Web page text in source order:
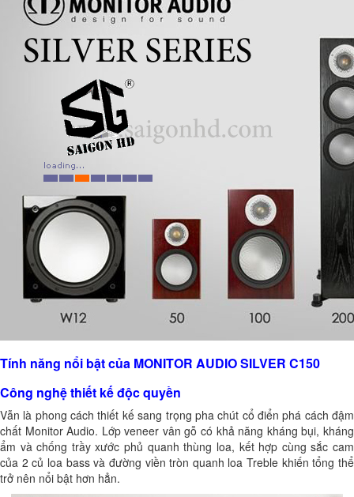
Tính năng nổi bật của MONITOR AUDIO SILVER C150
Công nghệ thiết kế độc quyền
Vẫn là phong cách thiết kế sang trọng pha chút cổ điển phá cách đậm
chất Monitor Audio. Lớp veneer vân gỗ có khả năng kháng bụi, kháng
ẩm và chống trầy xước phủ quanh thùng loa, kết hợp cùng sắc cam
của 2 củ loa bass và đường viền tròn quanh loa Treble khiến tổng thể
trở nên nổi bật hơn hẳn.